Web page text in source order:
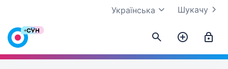
Шукачу
Українська